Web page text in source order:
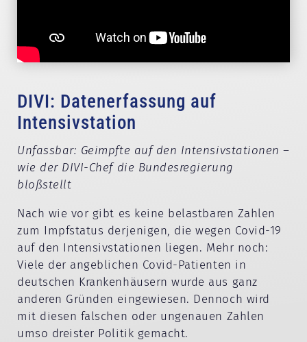
DIVI: Datenerfassung auf
Intensivstation
Unfassbar: Geimpfte auf den Intensivstationen –
wie der DIVI-Chef die Bundesregierung
bloßstellt
Nach wie vor gibt es keine belastbaren Zahlen
zum Impfstatus derjenigen, die wegen Covid-19
auf den Intensivstationen liegen. Mehr noch:
Viele der angeblichen Covid-Patienten in
deutschen Krankenhäusern wurde aus ganz
anderen Gründen eingewiesen. Dennoch wird
mit diesen falschen oder ungenauen Zahlen
umso dreister Politik gemacht.